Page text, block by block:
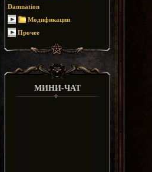
Damnation
Модификации
Прочее
МИНИ-ЧАТ